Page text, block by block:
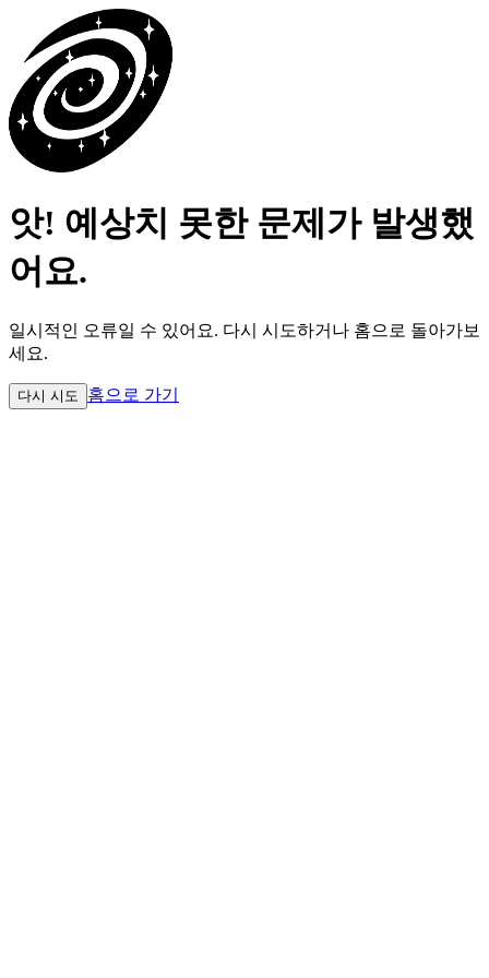
앗! 예상치 못한 문제가 발생했
어요.
일시적인 오류일 수 있어요. 다시 시도하거나 홈으로 돌아가보
세요.
다시 시도 홈으로 가기